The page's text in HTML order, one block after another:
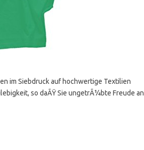
im Siebdruck auf hochwertige Textilien
so daÃŸ Sie ungetrÃ¼bte Freude an